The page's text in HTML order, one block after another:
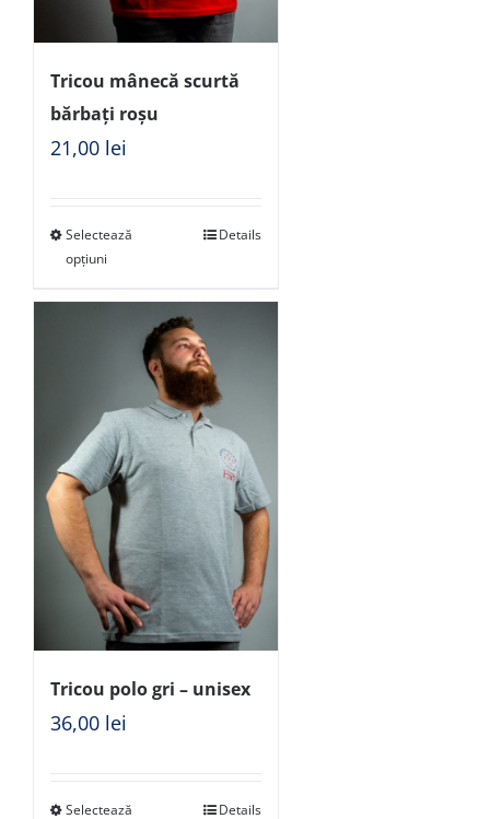
Tricou mânecă scurtă
bărbați roșu
21,00 lei
Selectează
opțiuni
Details
Tricou polo gri – unisex
36,00 lei
Selectează
Details